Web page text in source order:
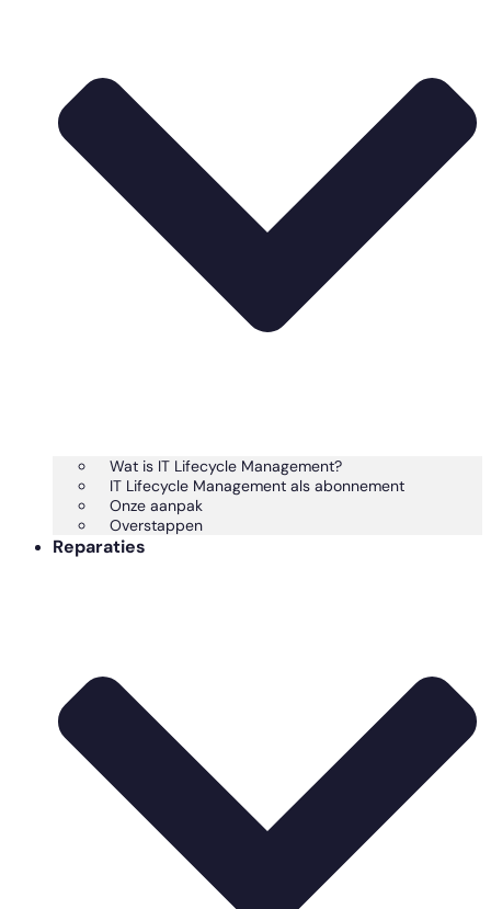
Wat is IT Lifecycle Management?
IT Lifecycle Management als abonnement
Onze aanpak
Overstappen
Reparaties